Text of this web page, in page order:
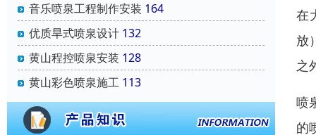
音乐喷泉工程制作安装 164
优质旱式喷泉设计 132
黄山程控喷泉安装 128
黄山彩色喷泉施工 113
在
放
之
喷
的